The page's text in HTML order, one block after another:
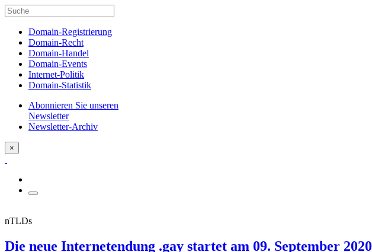
Domain-Registrierung
Domain-Recht
Domain-Handel
Domain-Events
Internet-Politik
Domain-Statistik
Abonnieren Sie unseren
Newsletter
Newsletter-Archiv
×
nTLDs
Die neue Internetendung .gay startet am 09. September 2020